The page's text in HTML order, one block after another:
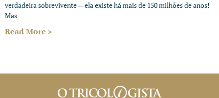
verdadeira sobrevivente — ela existe há mais de 150 milhões de anos!
Mas
Read More »